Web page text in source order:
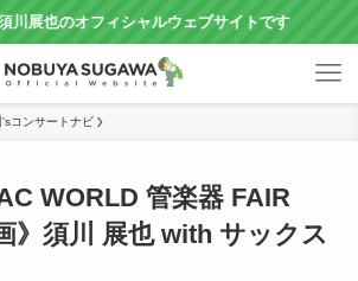
オフィシャルウェブサイトです
'sコンサートナビ
WORLD 管楽器 FAIR
》須川 展也 with サックス